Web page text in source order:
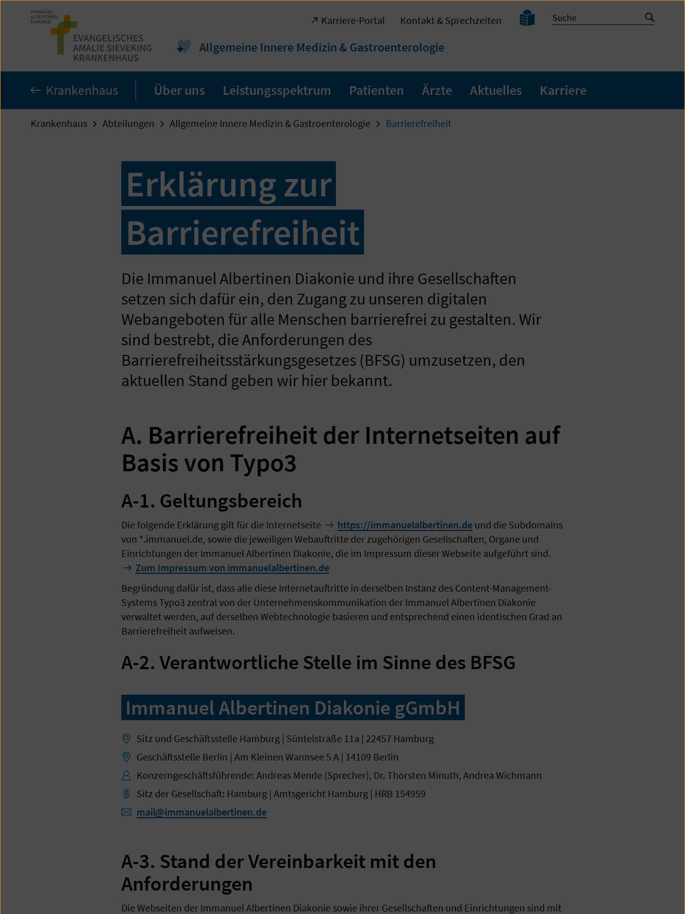
Zum
Seiteninhalt
Allgemeine Innere Medizin & Gastroenterologie
Karriere-Portal Kontakt & Sprechzeiten
Leichte
Sprache
Suche
Suche
starten
Krankenhaus Über uns Leistungsspektrum Patienten Ärzte Aktuelles Karriere
Krankenhaus Abteilungen Allgemeine Innere Medizin & Gastroenterologie Barrierefreiheit
Erklärung zur
Barrierefreiheit
Die Immanuel Albertinen Diakonie und ihre Gesellschaften
setzen sich dafür ein, den Zugang zu unseren digitalen
Webangeboten für alle Menschen barrierefrei zu gestalten. Wir
sind bestrebt, die Anforderungen des
Barrierefreiheitsstärkungsgesetzes (BFSG) umzusetzen, den
aktuellen Stand geben wir hier bekannt.
A. Barrierefreiheit der Internetseiten auf
Basis von Typo3
A-1. Geltungsbereich
Die folgende Erklärung gilt für die Internetseite https://immanuelalbertinen.de und die Subdomains
von *.immanuel.de, sowie die jeweiligen Webauftritte der zugehörigen Gesellschaften, Organe und
Einrichtungen der Immanuel Albertinen Diakonie, die im Impressum dieser Webseite aufgeführt sind.
Zum Impressum von immanuelalbertinen.de
Begründung dafür ist, dass alle diese Internetauftritte in derselben Instanz des Content-Management-
Systems Typo3 zentral von der Unternehmenskommunikation der Immanuel Albertinen Diakonie
verwaltet werden, auf derselben Webtechnologie basieren und entsprechend einen identischen Grad an
Barrierefreiheit aufweisen.
A-2. Verantwortliche Stelle im Sinne des BFSG
Immanuel Albertinen Diakonie gGmbH
Sitz und Geschäftsstelle Hamburg | Süntelstraße 11a | 22457 Hamburg
Geschäftsstelle Berlin | Am Kleinen Wannsee 5 A | 14109 Berlin
Konzerngeschäftsführende: Andreas Mende (Sprecher), Dr. Thorsten Minuth, Andrea Wichmann
Sitz der Gesellschaft: Hamburg | Amtsgericht Hamburg | HRB 154959
mail@immanuelalbertinen.de
A-3. Stand der Vereinbarkeit mit den
Anforderungen
Die Webseiten der Immanuel Albertinen Diakonie sowie ihrer Gesellschaften und Einrichtungen sind mit